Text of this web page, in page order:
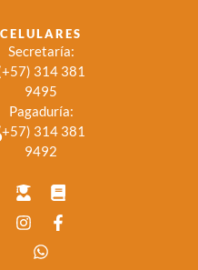
CELULARES
Secretaría:
314 381
9495
Pagaduría:
314 381
9492